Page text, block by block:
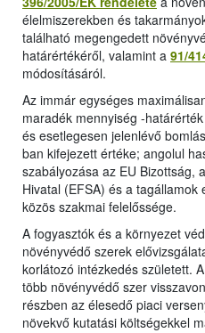
élelmiszerekben és
található megengedett
határértékéről, valamint a 91/
módosításáról.
Az immár egységes
maradék mennyiség -
és esetlegesen jelenlévő
ban kifejezett értéke; angolul
szabályozása az EU Bizottság,
Hivatal (EFSA) és a
közös szakmai felelőssége.
A fogyasztók és a környezet
növényvédő szerek
korlátozó intézkedés született.
több növényvédő szer
részben az élesedő piaci
növekvő kutatási költségekkel